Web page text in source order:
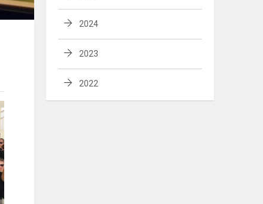
2024
2023
2022